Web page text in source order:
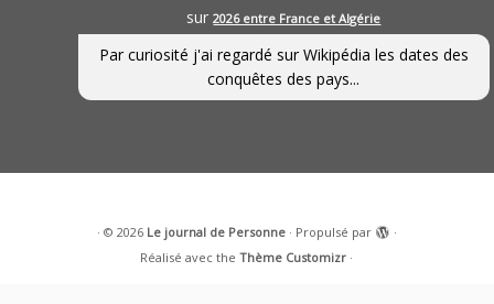
sur2026 entre France et Algérie
Par curiosité j'ai regardé sur Wikipédia les dates des
conquêtes des pays...
· © 2026 Le journal de Personne· Propulsé par
·
Réalisé avec theThème Customizr ·